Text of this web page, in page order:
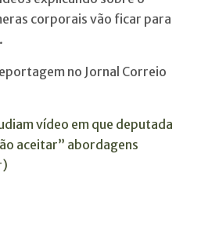
corporais vão ficar para
no Jornal Correio
vídeo em que deputada
aceitar” abordagens